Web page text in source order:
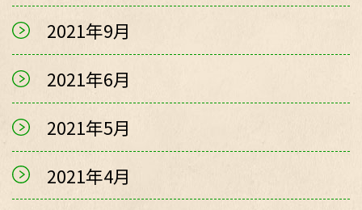
2021年9月
2021年6月
2021年5月
2021年4月